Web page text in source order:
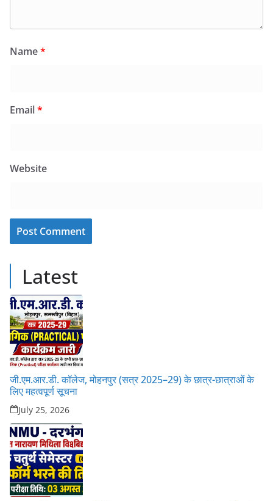
Name*
Email*
Website
Latest
जी.एम.आर.डी. कॉलेज, मोहनपुर (सत्र 2025–29) के छात्र-छात्राओं के
लिए महत्वपूर्ण सूचना
July 25, 2026